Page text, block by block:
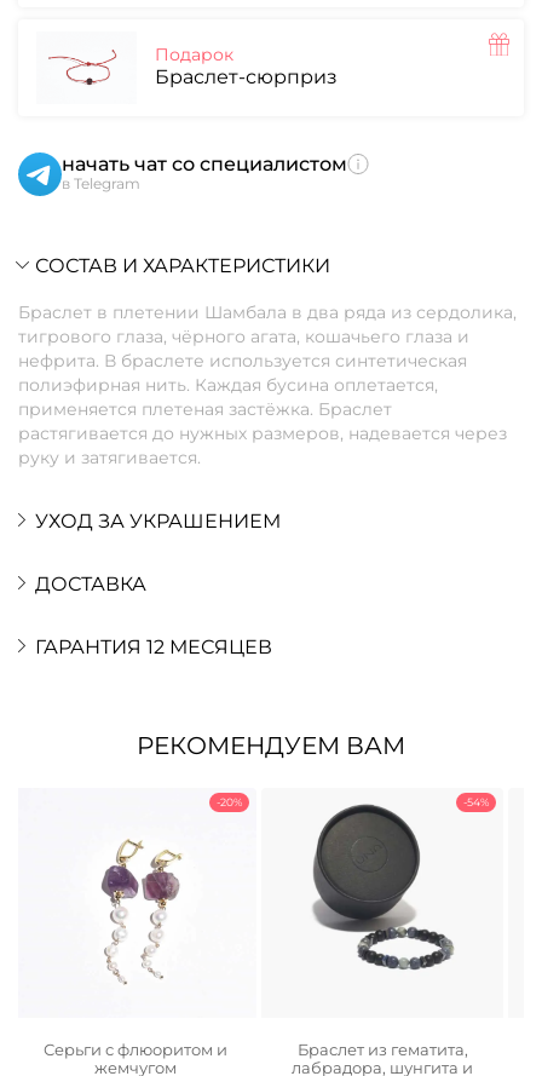
Подарок
Браслет-сюрприз
начать чат со специалистом
в Telegram
СОСТАВ И ХАРАКТЕРИСТИКИ
Браслет в плетении Шамбала в два ряда из сердолика,
тигрового глаза, чёрного агата, кошачьего глаза и
нефрита. В браслете используется синтетическая
полиэфирная нить. Каждая бусина оплетается,
применяется плетеная застёжка. Браслет
растягивается до нужных размеров, надевается через
руку и затягивается.
УХОД ЗА УКРАШЕНИЕМ
ДОСТАВКА
ГАРАНТИЯ 12 МЕСЯЦЕВ
РЕКОМЕНДУЕМ ВАМ
-20%
Серьги с флюоритом и
жемчугом
-54%
Браслет из гематита,
лабрадора, шунгита и